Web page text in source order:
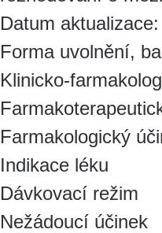
Datum
Forma uvolnění,
Klinicko-
Farmakologický
Indikace léku
Dávkovací režim
Nežádoucí účinek